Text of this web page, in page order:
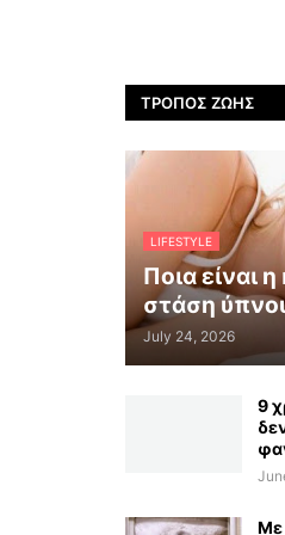
ΤΡΌΠΟΣ ΖΩΉΣ
LIFESTYLE
Ποια είναι
στάση
July 24, 2026
9
Με